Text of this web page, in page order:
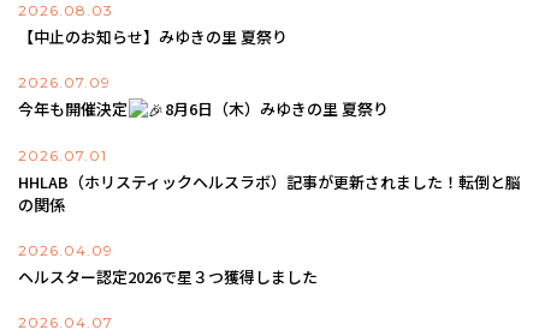
2026.08.03
【中止のお知らせ】みゆきの里 夏祭り
2026.07.09
今年も開催決定 8月6日（木）みゆきの里 夏祭り
2026.07.01
HHLAB（ホリスティックヘルスラボ）記事が更新されました！転倒と脳
の関係
2026.04.09
ヘルスター認定2026で星３つ獲得しました
2026.04.07